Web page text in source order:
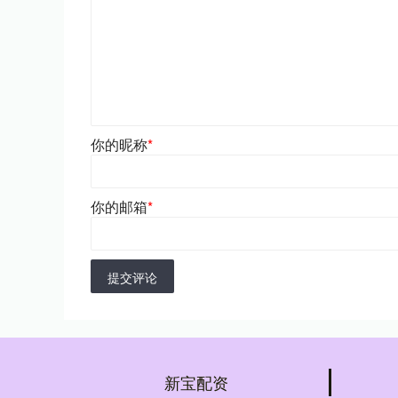
你的昵称*
你的邮箱*
提交评论
新宝配资